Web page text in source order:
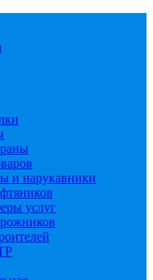
и нарукавники
услуг